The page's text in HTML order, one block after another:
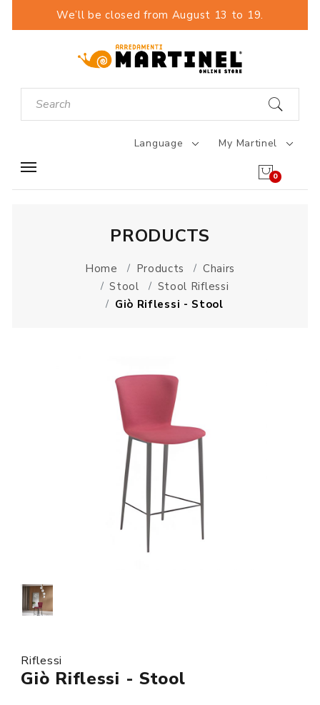
We’ll be closed from August 13 to 19.
Language My Martinel
0
PRODUCTS
Home Products
Chairs
Stool
Stool Riflessi
Giò Riflessi - Stool
Riflessi
Giò Riflessi - Stool